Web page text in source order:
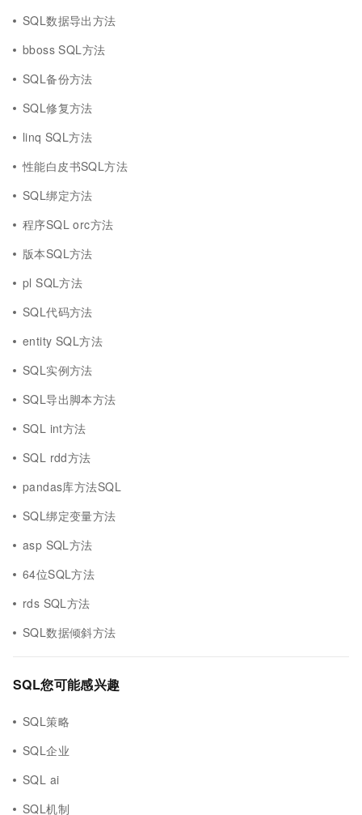
SQL数据导出方法
bboss SQL方法
SQL备份方法
SQL修复方法
linq SQL方法
性能白皮书SQL方法
SQL绑定方法
程序SQL orc方法
版本SQL方法
pl SQL方法
SQL代码方法
entity SQL方法
SQL实例方法
SQL导出脚本方法
SQL int方法
SQL rdd方法
pandas库方法SQL
SQL绑定变量方法
asp SQL方法
64位SQL方法
rds SQL方法
SQL数据倾斜方法
SQL您可能感兴趣
SQL策略
SQL企业
SQL ai
SQL机制